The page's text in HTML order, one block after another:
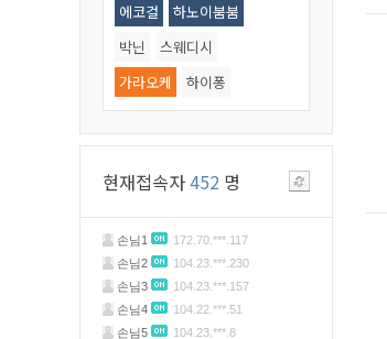
에코걸
하노이붐붐
박닌
스웨디시
가라오케
하이퐁
황제골프
마사지
현재접속자452 명